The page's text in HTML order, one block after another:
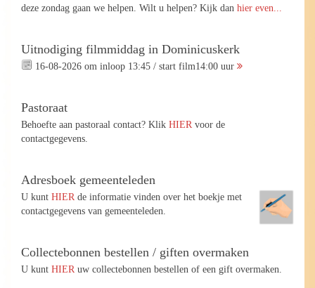
deze zondag gaan we helpen. Wilt u helpen? Kijk dan hier even...
Uitnodiging filmmiddag in Dominicuskerk
16-08-2026 om inloop 13:45 / start film14:00 uur
Pastoraat
Behoefte aan pastoraal contact? Klik HIER voor de
contactgegevens.
Adresboek gemeenteleden
U kunt HIER de informatie vinden over het boekje met
contactgegevens van gemeenteleden.
Collectebonnen bestellen / giften overmaken
U kunt HIER uw collectebonnen bestellen of een gift overmaken.